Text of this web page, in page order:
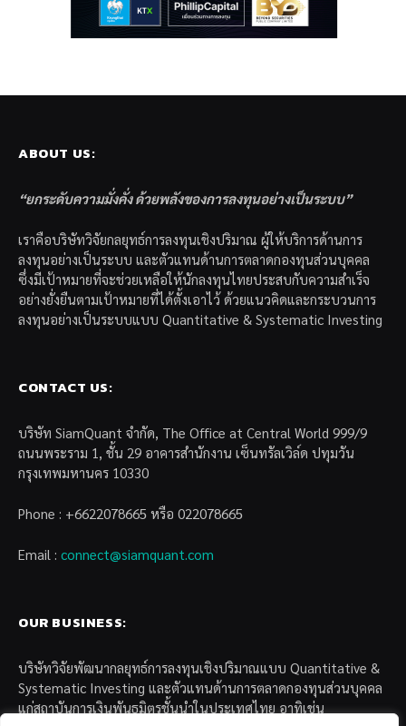
ABOUT US:
“ยกระดับความมั่งคั่ง ด้วยพลังของการลงทุนอย่างเป็นระบบ”
เราคือบริษัทวิจัยกลยุทธ์การลงทุนเชิงปริมาณ ผู้ให้บริการด้านการ
ลงทุนอย่างเป็นระบบ และตัวแทนด้านการตลาดกองทุนส่วนบุคคล
ซึ่งมีเป้าหมายที่จะช่วยเหลือให้นักลงทุนไทยประสบกับความสำเร็จ
อย่างยั่งยืนตามเป้าหมายที่ได้ตั้งเอาไว้ ด้วยแนวคิดและกระบวนการ
ลงทุนอย่างเป็นระบบแบบ Quantitative & Systematic Investing
CONTACT US:
บริษัท SiamQuant จำกัด, The Office at Central World 999/9
ถนนพระราม 1, ชั้น 29 อาคารสำนักงาน เซ็นทรัลเวิล์ด ปทุมวัน
กรุงเทพมหานคร 10330
Phone : +6622078665 หรือ 022078665
Email : connect@siamquant.com
OUR BUSINESS:
บริษัทวิจัยพัฒนากลยุทธ์การลงทุนเชิงปริมาณแบบ Quantitative &
Systematic Investing และตัวแทนด้านการตลาดกองทุนส่วนบุคคล
แก่สถาบันการเงินพันธมิตรชั้นนำในประเทศไทย อาทิเช่น